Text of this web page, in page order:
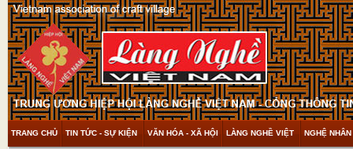
TRANG CHỦ TIN TỨC - SỰ KIỆN VĂN HÓA - XÃ HỘI LÀNG NGHỀ VIỆT NGHỆ